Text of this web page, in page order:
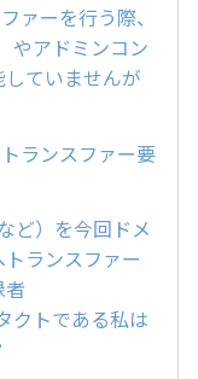
ァーを行う際、
やアドミンコン
ていませんが
ランスファー要
ど）を今回ドメ
ランスファー
クトである私は